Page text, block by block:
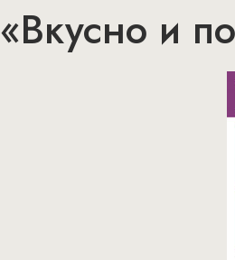
«Вкусно и